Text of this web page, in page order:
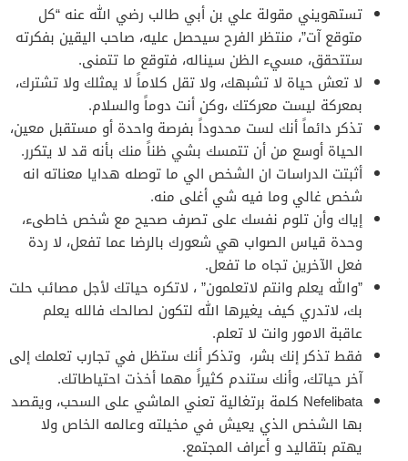
‏تستهويني مقولة علي بن أبي طالب رضي الله عنه “كل
متوقع آت”، منتظر الفرح سيحصل عليه، صاحب اليقين بفكرته
ستتحقق، مسيء الظن سيناله، فتوقع ما تتمنى.
‏لا تعش حياة لا تشبهك، ولا تقل كلاماً لا يمثلك ولا تشترك،
بمعركة ليست معركتك ،وكن أنت دوماً والسلام.
‏تذكر دائماً أنك لست محدوداً بفرصة واحدة أو مستقبل معين،
الحياة أوسع من أن تتمسك بشي ظناً منك بأنه قد لا يتكرر.
‏أثبتت الدراسات ان الشخص الي ما توصله هدايا معناته انه
شخص غالي وما فيه شي أغلى منه.
‏إياك وأن تلوم نفسك على تصرف صحيح مع شخص خاطىء،
وحدة قياس الصواب هي شعورك بالرضا عما تفعل، لا ردة
فعل الآخرين تجاه ما تفعل.
‏”والله يعلم وانتم لاتعلمون” ، لاتكره حياتك لأجل مصائب حلت
بك، لاتدري كيف يغيرها الله لتكون لصالحك فالله يعلم
عاقبة الامور وانت لا تعلم.
‏فقط تذكر إنك بشر، وتذكر أنك ستظل في تجارب تعلمك إلى
آخر حياتك، وأنك ستندم كثيراً مهما أخذت احتياطاتك.
‏Nefelibata كلمة برتغالية تعني الماشي على السحب، ويقصد
بها الشخص الذي يعيش في مخيلته وعالمه الخاص ولا
يهتم بتقاليد و أعراف المجتمع.